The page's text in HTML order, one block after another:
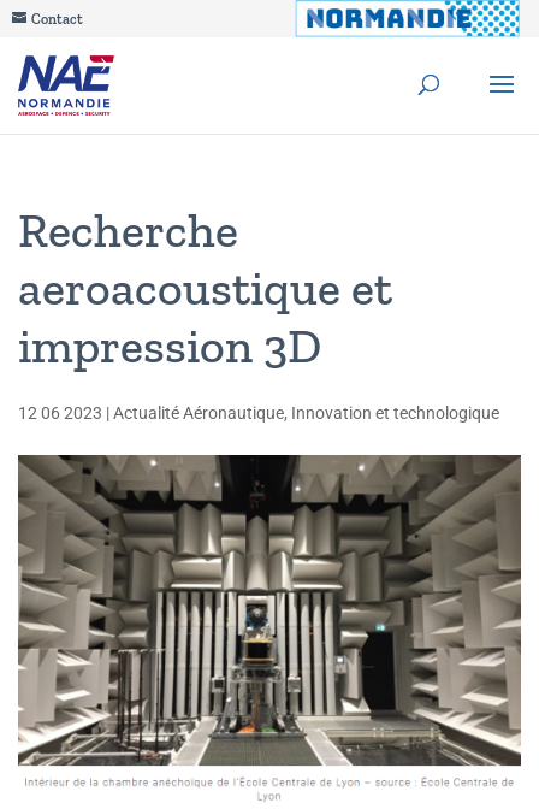
Contact
Recherche
aeroacoustique et
impression 3D
12 06 2023 |Actualité Aéronautique, Innovation et technologique